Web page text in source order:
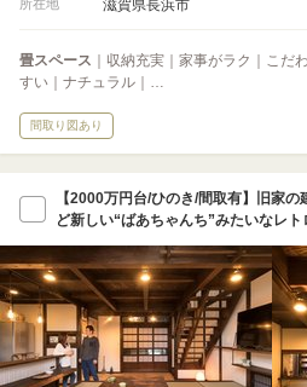
所在地 滋賀県長浜市
畳スペース ｜収納充実｜家事がラク｜こだ
すい｜ナチュラル｜…
間取り図あり
【2000万円台/ひのき/間取有】旧家
ど新しい“ばあちゃんち”みたいなレト